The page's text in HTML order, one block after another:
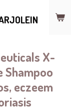
X-
Shampoo
eczeem